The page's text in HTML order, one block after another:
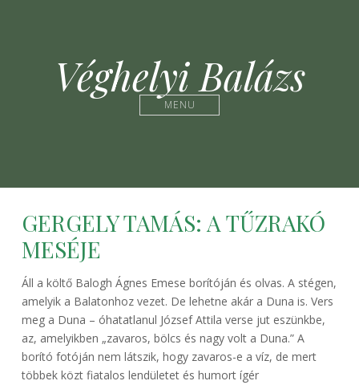
Véghelyi Balázs
MENU
GERGELY TAMÁS: A TŰZRAKÓ
MESÉJE
Áll a költő Balogh Ágnes Emese borítóján és olvas. A stégen,
amelyik a Balatonhoz vezet. De lehetne akár a Duna is. Vers
meg a Duna – óhatatlanul József Attila verse jut eszünkbe,
az, amelyikben „zavaros, bölcs és nagy volt a Duna.” A
borító fotóján nem látszik, hogy zavaros-e a víz, de mert
többek közt fiatalos lendületet és humort ígér